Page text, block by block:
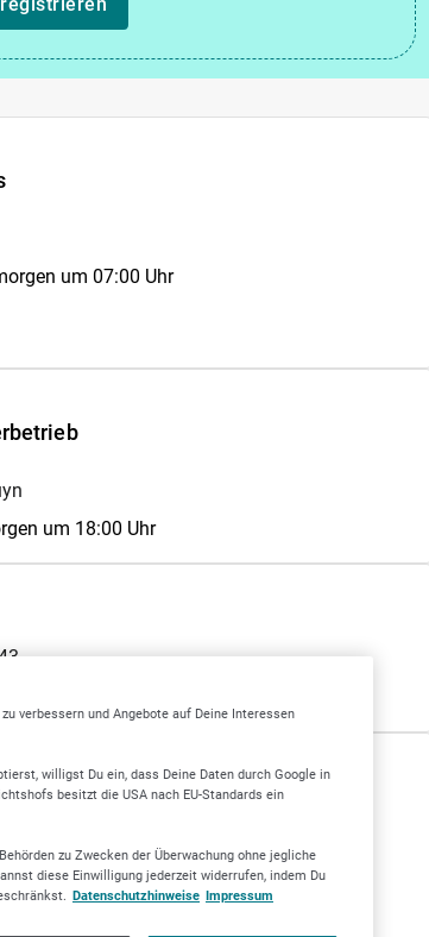
um 07:00 Uhr
um 18:00 Uhr
um08:00 Uhr
verbessern und Angebote auf Deine Interessen
willigst Du ein, dass Deine Daten durch Google in
besitzt die USA nach EU-Standards ein
zu Zwecken der Überwachung ohne jegliche
diese Einwilligung jederzeit widerrufen, indem Du
Datenschutzhinweise Impressum